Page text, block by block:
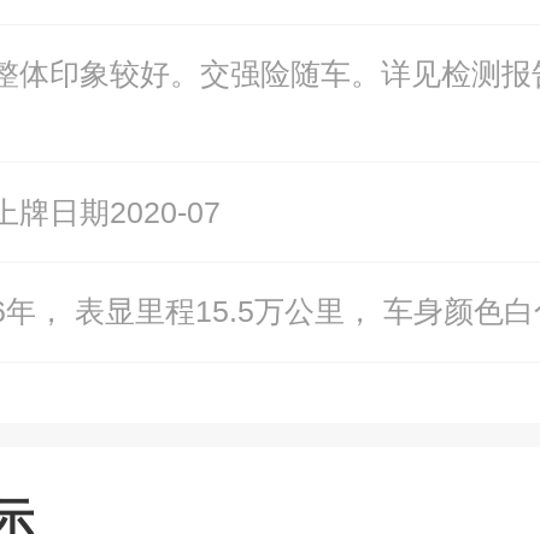
体印象较好。交强险随车。详见检测报
牌日期2020-07
， 表显里程15.5万公里， 车身颜色